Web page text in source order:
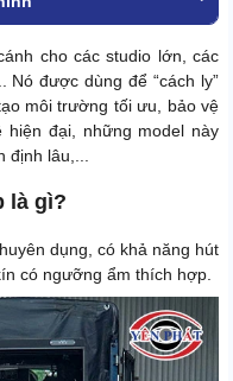
cho các studio lớn, các
Nó được dùng để “cách ly”
môi trường tối ưu, bảo vệ
đại, những model này
lâu,...
là gì?
dụng, có khả năng hút
có ngưỡng ẩm thích hợp.